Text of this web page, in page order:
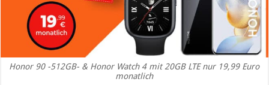
Honor 90 -512GB- & Honor Watch 4 mit 20GB LTE nur 19,99 Euro
monatlich